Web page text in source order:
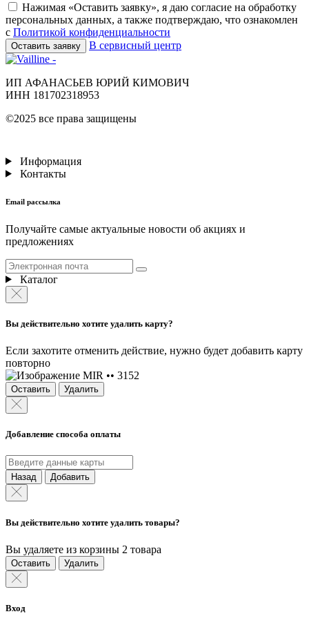
Нажимая «Оставить заявку», я даю согласие на обработку
персональных данных, а также подтверждаю, что ознакомлен
с Политикой конфиденциальности
Оставить заявку В сервисный центр
ИП АФАНАСЬЕВ ЮРИЙ КИМОВИЧ
ИНН 181702318953
©2025 все права защищены
Информация
Контакты
Email рассылка
Получайте самые актуальные новости об акциях и
предложениях
Каталог
Вы действительно хотите удалить карту?
Если захотите отменить действие, нужно будет добавить карту
повторно
MIR •• 3152
Оставить Удалить
Добавление способа оплаты
Назад Добавить
Вы действительно хотите удалить товары?
Вы удаляете из корзины 2 товара
Оставить Удалить
Вход